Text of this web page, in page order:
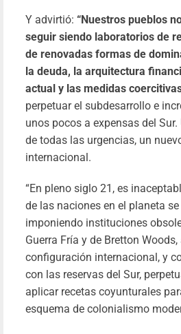
Y advirtió: “Nuestros pueblos
seguir siendo laboratorios de
de renovadas formas de
la deuda, la arquitectura
actual y las medidas
perpetuar el subdesarrollo e
unos pocos a expensas del
de todas las urgencias, un
internacional.
“En pleno siglo 21, es
de las naciones en el planeta
imponiendo instituciones
Guerra Fría y de Bretton
configuración internacional, y
con las reservas del Sur,
aplicar recetas coyunturales
esquema de colonialismo